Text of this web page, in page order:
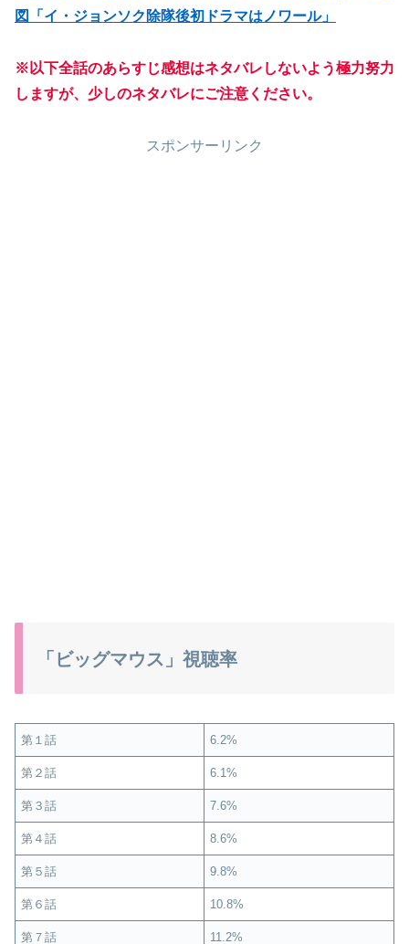
図「イ・ジョンソク除隊後初ドラマはノワール」
※以下全話のあらすじ感想はネタバレしないよう極力努力
しますが、少しのネタバレにご注意ください。
スポンサーリンク
「ビッグマウス」視聴率
第１話 6.2%
第２話 6.1%
第３話 7.6%
第４話 8.6%
第５話 9.8%
第６話 10.8%
第７話 11.2%